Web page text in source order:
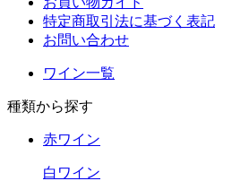
特定商取引法に基づく表記
お問い合わせ
ワイン一覧
種類から探す
赤ワイン
白ワイン